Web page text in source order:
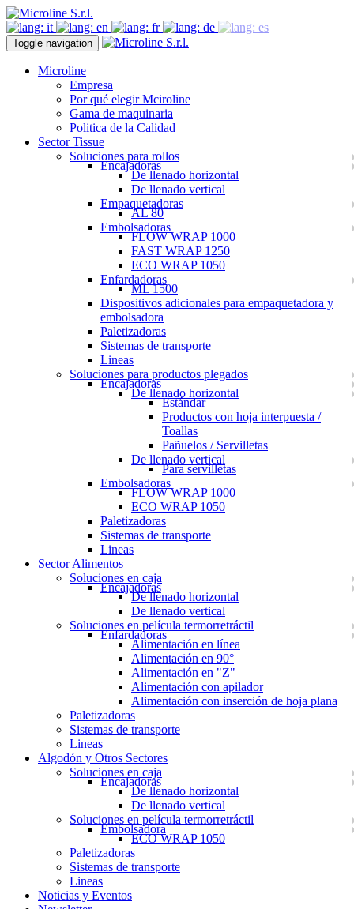
Toggle navigation
Microline
Empresa
Por qué elegir Mciroline
Gama de maquinaria
Politica de la Calidad
Sector Tissue
Soluciones para rollos
Encajadoras
De llenado horizontal
De llenado vertical
Empaquetadoras
AL 80
Embolsadoras
FLOW WRAP 1000
FAST WRAP 1250
ECO WRAP 1050
Enfardadoras
ML 1500
Dispositivos adicionales para empaquetadora y
embolsadora
Paletizadoras
Sistemas de transporte
Lineas
Soluciones para productos plegados
Encajadoras
De llenado horizontal
Estándar
Productos con hoja interpuesta /
Toallas
Pañuelos / Servilletas
De llenado vertical
Para servilletas
Embolsadoras
FLOW WRAP 1000
ECO WRAP 1050
Paletizadoras
Sistemas de transporte
Lineas
Sector Alimentos
Soluciones en caja
Encajadoras
De llenado horizontal
De llenado vertical
Soluciones en película termorretráctil
Enfardadoras
Alimentación en línea
Alimentación en 90°
Alimentación en "Z"
Alimentación con apilador
Alimentación con inserción de hoja plana
Paletizadoras
Sistemas de transporte
Lineas
Algodón y Otros Sectores
Soluciones en caja
Encajadoras
De llenado horizontal
De llenado vertical
Soluciones en película termorretráctil
Embolsadora
ECO WRAP 1050
Paletizadoras
Sistemas de transporte
Lineas
Noticias y Eventos